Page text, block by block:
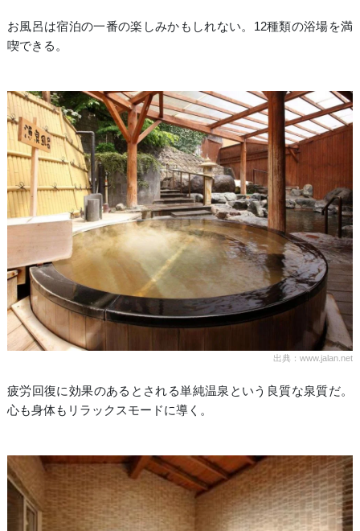
お風呂は宿泊の一番の楽しみかもしれない。12種類の浴場を満
喫できる。
出典：www.jalan.net
疲労回復に効果のあるとされる単純温泉という良質な泉質だ。
心も身体もリラックスモードに導く。